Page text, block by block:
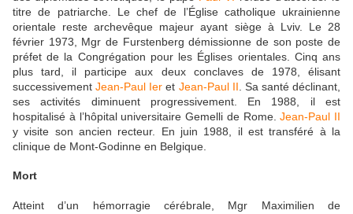
titre de patriarche. Le chef de l’Église catholique ukrainienne
orientale reste archevêque majeur ayant siège à Lviv. Le 28
février 1973, Mgr de Furstenberg démissionne de son poste de
préfet de la Congrégation pour les Églises orientales. Cinq ans
plus tard, il participe aux deux conclaves de 1978, élisant
successivementJean-Paul Ier et Jean-Paul II . Sa santé déclinant,
ses activités diminuent progressivement. En 1988, il est
hospitalisé à l’hôpital universitaire Gemelli de Rome.Jean-Paul II
y visite son ancien recteur. En juin 1988, il est transféré à la
clinique de Mont-Godinne en Belgique.
Mort
Atteint d’un hémorragie cérébrale, Mgr Maximilien de